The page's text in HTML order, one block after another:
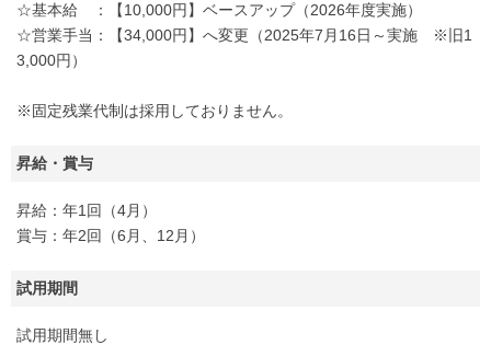
☆基本給 ：【10,000円】ベースアップ（2026年度実施）
☆営業手当：【34,000円】へ変更（2025年7月16日～実施 ※旧1
3,000円）
※固定残業代制は採用しておりません。
昇給・賞与
昇給：年1回（4月）
賞与：年2回（6月、12月）
試用期間
試用期間無し